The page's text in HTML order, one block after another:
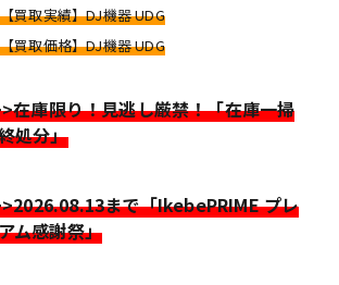
買取実績】DJ機器 UDG
買取価格】DJ機器 UDG
在庫限り！見逃し厳禁！「在庫一掃
処分」
まで「IkebePRIME プレ
ム感謝祭」